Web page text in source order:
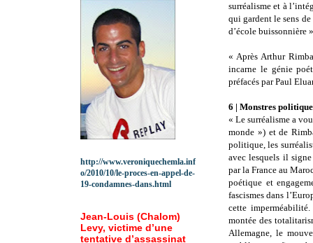
surréalisme et à
qui gardent le sens
d’école buissonnière
« Après Arthur
incarne le génie
préfacés par Paul
6 | Monstres
« Le surréalisme a
monde ») et de
politique, les
avec lesquels il
par la France au
poétique et
fascismes dans
cette
montée des
Allemagne, le
http://www.veroniquechemla.inf
o/2010/10/le-proces-en-appel-de-
19-condamnes-dans.html
Jean-Louis (Chalom)
Levy, victime d’une
tentative d’assassinat